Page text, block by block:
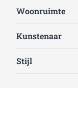
Woonruimte
Kunstenaar
Stijl